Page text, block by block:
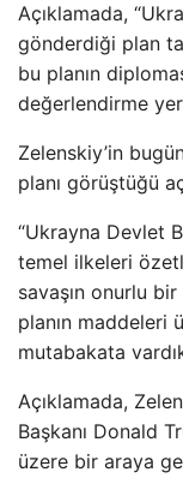
Açıklamada,
gönderdiği plan
bu planın
değerlendirme yer
Zelenskiy’in
planı görüştüğü
“Ukrayna Devlet
temel ilkeleri
savaşın onurlu
planın maddeleri
mutabakata
Açıklamada,
Başkanı Donald
üzere bir araya